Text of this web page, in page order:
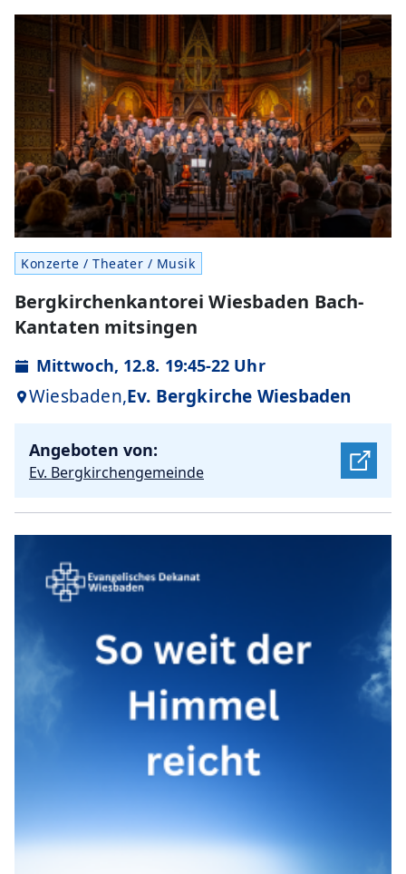
Konzerte / Theater / Musik
Bergkirchenkantorei Wiesbaden Bach-
Kantaten mitsingen
Mittwoch, 12.8. 19:45-22 Uhr
Wiesbaden,Ev. Bergkirche Wiesbaden
Angeboten von:
Ev. Bergkirchengemeinde